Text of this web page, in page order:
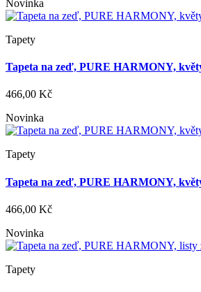
Novinka
Tapety
Tapeta na zeď, PURE HARMONY,
466,00 Kč
Novinka
Tapety
Tapeta na zeď, PURE HARMONY,
466,00 Kč
Novinka
Tapety